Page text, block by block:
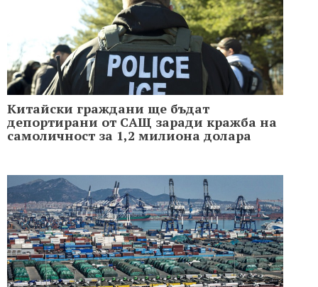
Китайски граждани ще бъдат
депортирани от САЩ заради кражба на
самоличност за 1,2 милиона долара